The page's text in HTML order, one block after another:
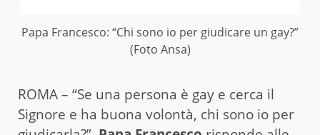
Papa Francesco: “Chi sono io per giudicare un gay?”
(Foto Ansa)
ROMA – “Se una persona è gay e cerca il
Signore e ha buona volontà, chi sono io per